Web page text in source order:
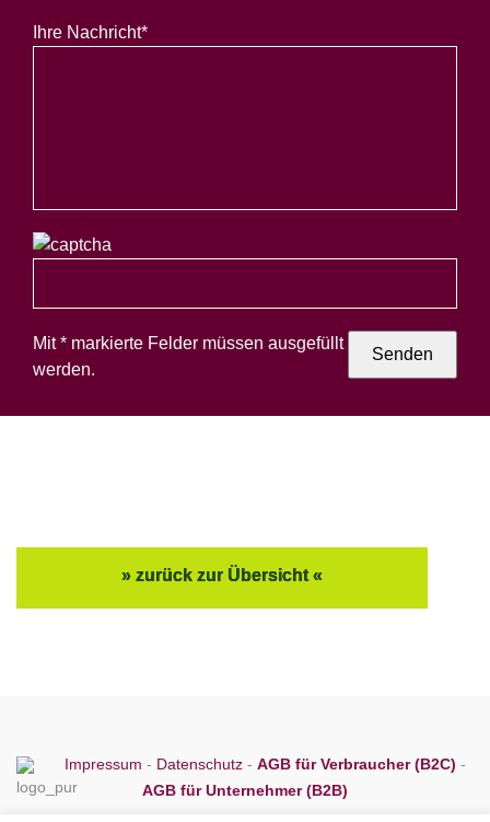
Ihre Nachricht*
Mit * markierte Felder müssen ausgefüllt
werden.
» zurück zur Übersicht «
Impressum - Datenschutz- AGB für Verbraucher (B2C) -
AGB für Unternehmer (B2B)